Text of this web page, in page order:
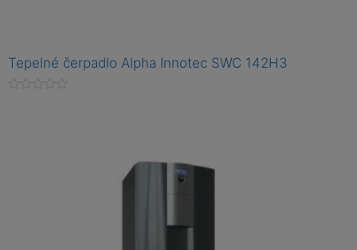
Tepelné čerpadlo Alpha Innotec SWC 142H3